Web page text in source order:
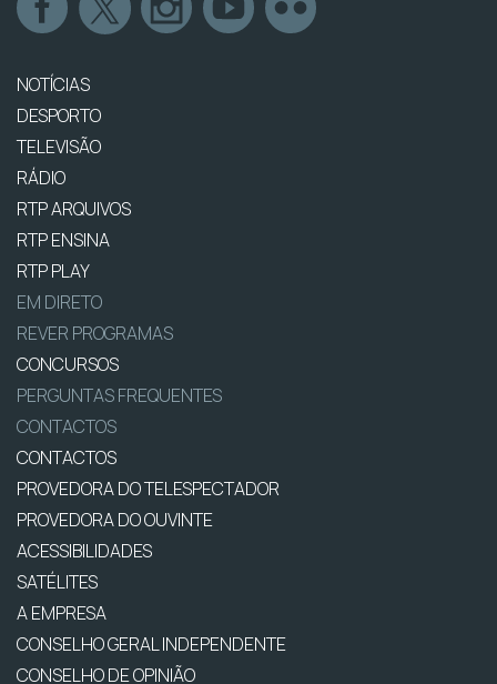
NOTÍCIAS
DESPORTO
TELEVISÃO
RÁDIO
RTP ARQUIVOS
RTP ENSINA
RTP PLAY
EM DIRETO
REVER PROGRAMAS
CONCURSOS
PERGUNTAS FREQUENTES
CONTACTOS
CONTACTOS
PROVEDORA DO TELESPECTADOR
PROVEDORA DO OUVINTE
ACESSIBILIDADES
SATÉLITES
A EMPRESA
CONSELHO GERAL INDEPENDENTE
CONSELHO DE OPINIÃO